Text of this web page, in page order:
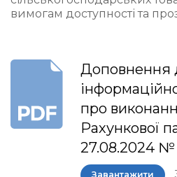
вимогам доступності та
Доповнення
про
Рахункової
27.08.2024 №
Завантажити